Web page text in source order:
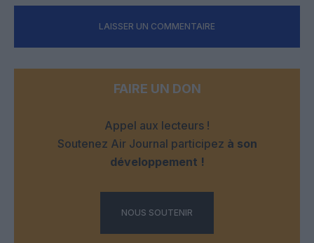
LAISSER UN COMMENTAIRE
FAIRE UN DON
Appel aux lecteurs !
Soutenez Air Journal participez à son
développement !
NOUS SOUTENIR